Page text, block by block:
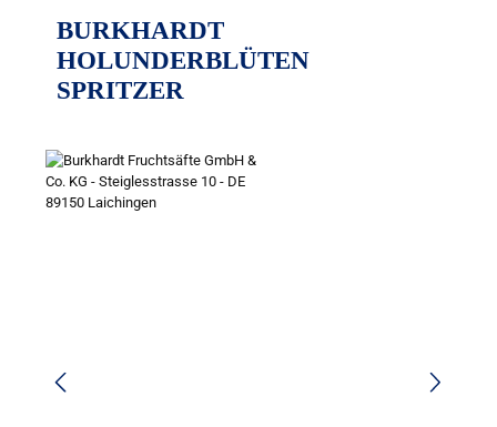
BURKHARDT
HOLUNDERBLÜTEN
SPRITZER